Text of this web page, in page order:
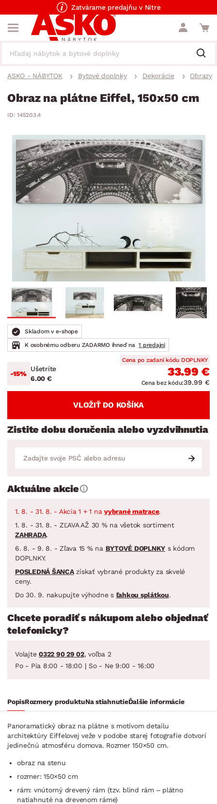
Zatvárame predajňu v Nitre
ASKO - NÁBYTOK Bytové doplnky Dekorácie Obrazy
Obraz na plátne Eiffel, 150x50 cm
ID: 145203.4
Skladom v e-shope
K osobnému odberu ZADARMO ihneď na 1 predajni
-15%
Ušetríte
6.00 €
Cena po zadaní kódu DOPLNKY
33.99 €
Cena bez kódu:39.99 €
VLOŽIŤ DO KOŠÍKA
Zistite dobu doručenia alebo vyzdvihnutia
Aktuálne akcie
1. 8. - 31. 8. - Akcia 1 + 1 na vybrané matrace.
1. 8. - 31. 8. - ZĽAVA AŽ 30 % na všetok sortiment
ZAHRADA.
6. 8. - 9. 8. - Zľava 15 % na BYTOVÉ DOPLNKY s kódom
DOPLNKY.
POSLEDNÁ ŠANCAzískať vybrané produkty za skvelé
ceny.
Do 30. 9. nakupujte výhodne s ľahkou splátkou.
Chcete poradiť s nákupom alebo objednať
telefonicky?
Volajte 0322 90 29 02, voľba 2
Po - Pia 8:00 - 18:00 | So - Ne 9:00 - 16:00
PopisRozmery produktuNa stiahnutieĎalšie informácie
Panoramatický obraz na plátne s motívom detailu
architektúry Eiffelovej veže v podobe starej fotografie dotvorí
jedinečnú atmosféru domova. Rozmer 150×50 cm.
obraz na stenu
rozmer: 150×50 cm
rám: vnútorný drevený rám (tzv. blind rám – plátno
natiahnuté na drevenom ráme)